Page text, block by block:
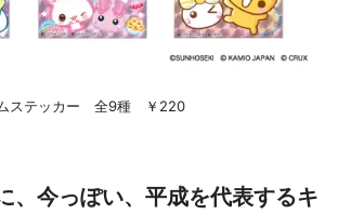
ムステッカー 全9種 ￥220
、今っぽい、平成を代表するキ